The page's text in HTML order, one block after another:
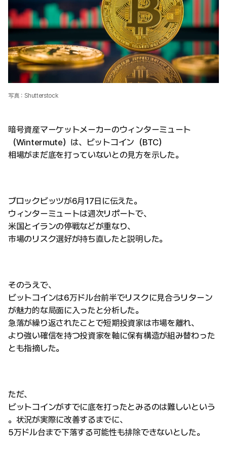
写真：Shutterstock
暗号資産マーケットメーカーのウィンターミュート
（Wintermute）は、ビットコイン（BTC）
相場がまだ底を打っていないとの見方を示した。
ブロックビッツが6月17日に伝えた。
ウィンターミュートは週次リポートで、
米国とイランの停戦などが重なり、
市場のリスク選好が持ち直したと説明した。
そのうえで、
ビットコインは6万ドル台前半でリスクに見合うリターン
が魅力的な局面に入ったと分析した。
急落が繰り返されたことで短期投資家は市場を離れ、
より強い確信を持つ投資家を軸に保有構造が組み替わった
とも指摘した。
ただ、
ビットコインがすでに底を打ったとみるのは難しいという
。状況が実際に改善するまでに、
5万ドル台まで下落する可能性も排除できないとした。